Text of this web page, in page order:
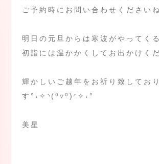
ご予約時にお問い合わせください
明日の元旦からは寒波がやってく
初詣には温かかくしてお出かけく
輝かしいご越年をお祈り致してお
す°˖✧◝(⁰▿⁰)◜✧˖°
美星